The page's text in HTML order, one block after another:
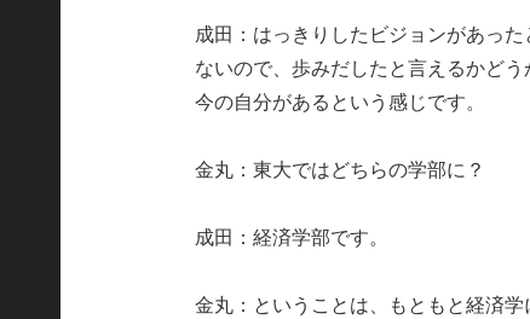
成田：はっきりしたビジョンがあっ
ないので、歩みだしたと言えるかど
今の自分があるという感じです。
金丸：東大ではどちらの学部に？
成田：経済学部です。
金丸：ということは、もともと経済